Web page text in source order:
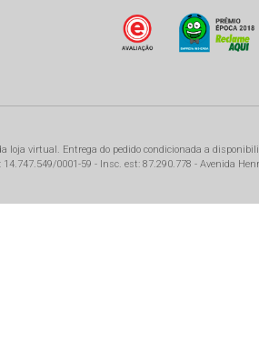
loja virtual. Entrega do pedido condicionada a
14.747.549/0001-59 - Insc. est: 87.290.778 - Avenida